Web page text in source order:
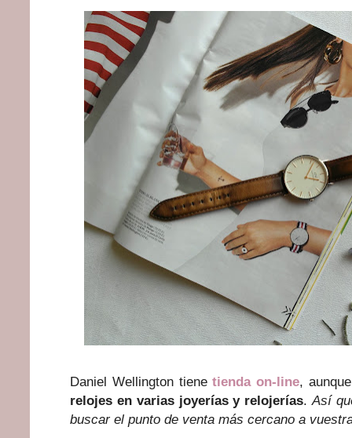
Daniel Wellington tienetienda on-line,
relojes en varias joyerías y relojerías.Así
buscar el punto de venta más cercano a